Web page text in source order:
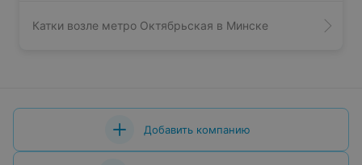
Катки возле метро Октябрьская в Минске
Добавить компанию